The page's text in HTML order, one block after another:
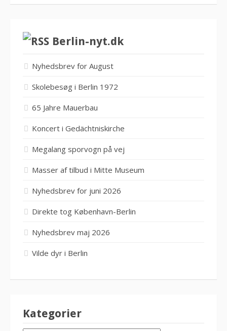
Berlin-nyt.dk
Nyhedsbrev for August
Skolebesøg i Berlin 1972
65 Jahre Mauerbau
Koncert i Gedächtniskirche
Megalang sporvogn på vej
Masser af tilbud i Mitte Museum
Nyhedsbrev for juni 2026
Direkte tog København-Berlin
Nyhedsbrev maj 2026
Vilde dyr i Berlin
Kategorier